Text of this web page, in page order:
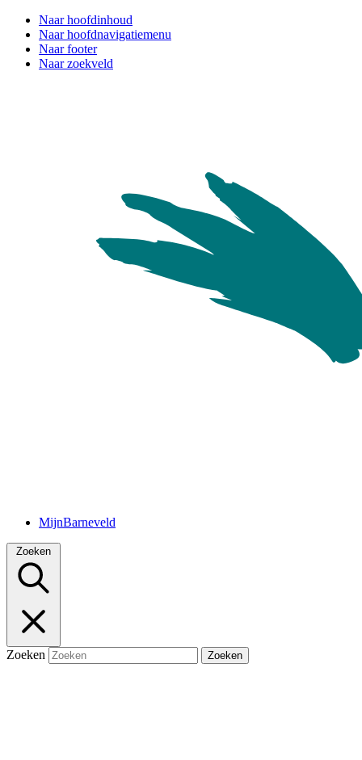
Naar hoofdinhoud
Naar hoofdnavigatiemenu
Naar footer
Naar zoekveld
MijnBarneveld
Zoeken
Zoeken Zoeken